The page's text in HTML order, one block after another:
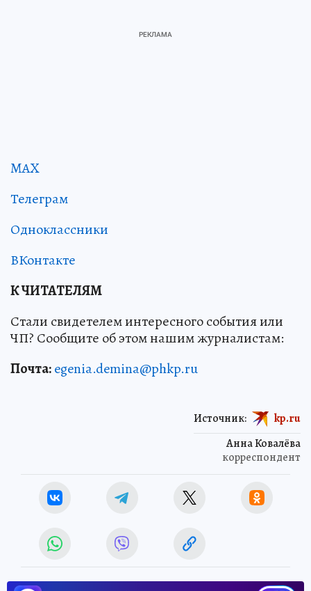
MAX
Телеграм
Одноклассники
ВКонтакте
К ЧИТАТЕЛЯМ
Стали свидетелем интересного события или
ЧП? Сообщите об этом нашим журналистам:
Почта:egenia.demina@phkp.ru
Анна Ковалёва
корреспондент
Источник: kp.ru